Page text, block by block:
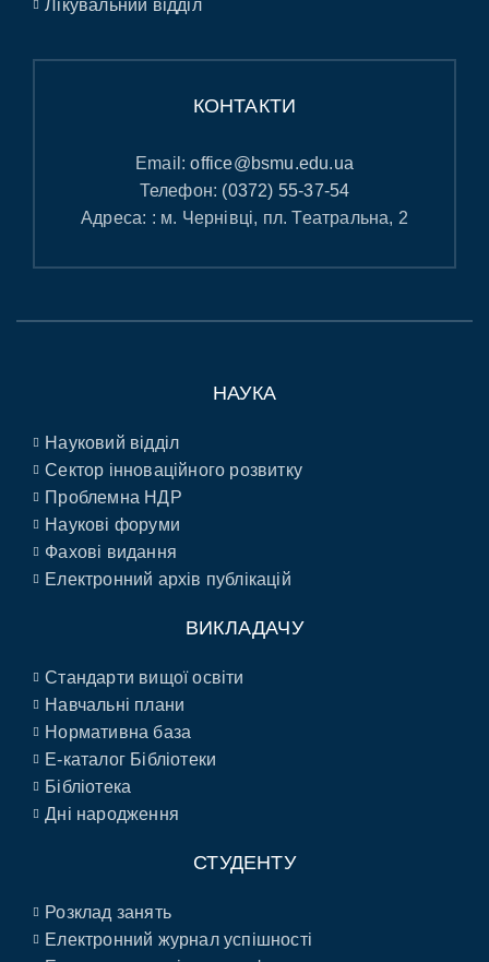
Лікувальний відділ
КОНТАКТИ
Email:office@bsmu.edu.ua
Телефон: (0372) 55-37-54
Адреса: : м. Чернівці, пл. Театральна, 2
НАУКА
Науковий відділ
Сектор інноваційного розвитку
Проблемна НДР
Наукові форуми
Фахові видання
Електронний архів публікацій
ВИКЛАДАЧУ
Стандарти вищої освіти
Навчальні плани
Нормативна база
E-каталог Бібліотеки
Бібліотека
Дні народження
СТУДЕНТУ
Розклад занять
Електронний журнал успішності